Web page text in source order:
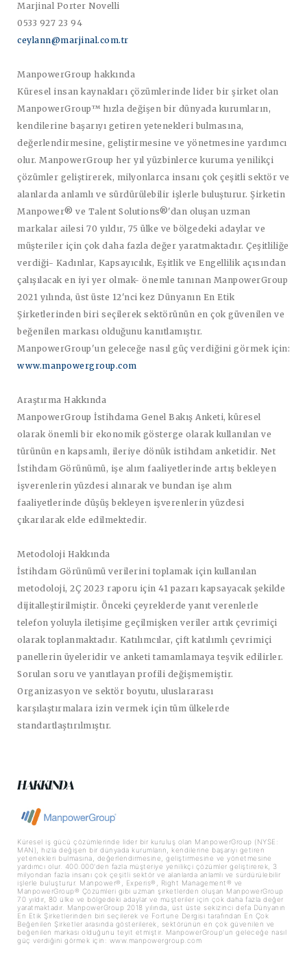
Marjinal Porter Novelli
0533 927 23 94
ceylann@marjinal.com.tr
ManpowerGroup hakkında
Küresel insan kaynakları çözümlerinde lider bir şirket olan
ManpowerGroup™ hızla değişen bir dünyada kurumların,
kendilerine başarıyı getiren yetenekleri bulmasına,
değerlendirmesine, geliştirmesine ve yönetmesine yardımcı
olur. ManpowerGroup her yıl yüzbinlerce kuruma yenilikçi
çözümler geliştirerek, milyonlarca insanı çok çeşitli sektör ve
alanlarda anlamlı ve sürdürülebilir işlerle buluşturur. Şirketin
Manpower® ve Talent Solutions®'dan oluşan uzman
markalar ailesi 70 yıldır, 75 ülke ve bölgedeki adaylar ve
müşteriler için çok daha fazla değer yaratmaktadır. Çeşitliliğe
verdiği- Kadınlar, Kapsayıcılık, Eşitlik ve Engellilik açısından
çalışılacak en iyi yer olmak- önemle tanınan ManpowerGroup
2021 yılında, üst üste 12'nci kez Dünyanın En Etik
Şirketlerinden biri seçilerek sektörünün en çok güvenilen ve
beğenilen markası olduğunu kanıtlamıştır.
ManpowerGroup'un geleceğe nasıl güç verdiğini görmek için:
www.manpowergroup.com
Araştırma Hakkında
ManpowerGroup İstihdama Genel Bakış Anketi, küresel
olarak önemli bir ekonomik gösterge olarak kullanılan ve
türünün en kapsamlı, ileriye dönük istihdam anketidir. Net
İstihdam Görünümü, işe alım faaliyetlerinde artış bekleyen
işverenlerin yüzdesi alınarak ve bundan işe alım
faaliyetlerinde düşüş bekleyen işverenlerin yüzdesi
çıkarılarak elde edilmektedir.
Metodoloji Hakkında
İstihdam Görünümü verilerini toplamak için kullanılan
metodoloji, 2Ç 2023 raporu için 41 pazarı kapsayacak şekilde
dijitalleştirilmiştir. Önceki çeyreklerde yanıt verenlerle
telefon yoluyla iletişime geçilmişken veriler artık çevrimiçi
olarak toplanmaktadır. Katılımcılar, çift katılımlı çevrimiçi
panellerin üyeleridir ve anketi tamamlamaya teşvik edilirler.
Sorulan soru ve yanıtlayan profili değişmemiştir.
Organizasyon ve sektör boyutu, uluslararası
karşılaştırmalara izin vermek için tüm ülkelerde
standartlaştırılmıştır.
HAKKINDA
Küresel iş gücü çözümlerinde lider bir kuruluş olan ManpowerGroup (NYSE:
MAN), hızla değişen bir dünyada kurumların, kendilerine başarıyı getiren
yetenekleri bulmasına, değerlendirmesine, geliştirmesine ve yönetmesine
yardımcı olur. 400.000'den fazla müşteriye yenilikçi çözümler geliştirerek, 3
milyondan fazla insanı çok çeşitli sektör ve alanlarda anlamlı ve sürdürülebilir
işlerle buluşturur. Manpower®, Experis®, Right Management® ve
ManpowerGroup® Çözümleri gibi uzman şirketlerden oluşan ManpowerGroup
70 yıldır, 80 ülke ve bölgedeki adaylar ve müşteriler için çok daha fazla değer
yaratmaktadır. ManpowerGroup 2018 yılında, üst üste sekizinci defa Dünyanın
En Etik Şirketlerinden biri seçilerek ve Fortune Dergisi tarafından En Çok
Beğenilen Şirketler arasında gösterilerek, sektörünün en çok güvenilen ve
beğenilen markası olduğunu teyit etmiştir. ManpowerGroup'un geleceğe nasıl
güç verdiğini görmek için: www.manpowergroup.com